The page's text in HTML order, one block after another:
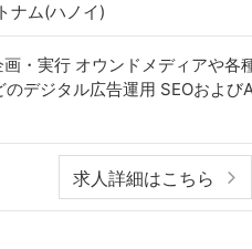
ナム(ハノイ)
・実行 オウンドメディアや
ジタル広告運用 SEOおよび
求人詳細はこちら